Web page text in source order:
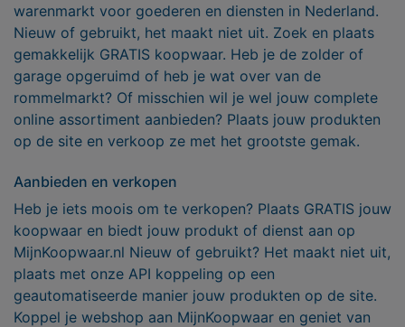
warenmarkt voor goederen en diensten in Nederland.
Nieuw of gebruikt, het maakt niet uit. Zoek en plaats
gemakkelijk GRATIS koopwaar. Heb je de zolder of
garage opgeruimd of heb je wat over van de
rommelmarkt? Of misschien wil je wel jouw complete
online assortiment aanbieden? Plaats jouw produkten
op de site en verkoop ze met het grootste gemak.
Aanbieden en verkopen
Heb je iets moois om te verkopen? Plaats GRATIS jouw
koopwaar en biedt jouw produkt of dienst aan op
MijnKoopwaar.nl Nieuw of gebruikt? Het maakt niet uit,
plaats met onze API koppeling op een
geautomatiseerde manier jouw produkten op de site.
Koppel je webshop aan MijnKoopwaar en geniet van